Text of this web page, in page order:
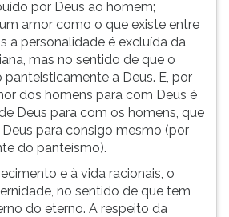
por Deus ao homem;
amor como o que existe entre
a personalidade é excluída da
mas no sentido de que o
a Deus. E, por
dos homens para com Deus é
Deus para com os homens, que
para consigo mesmo (por
do panteísmo).
e à vida racionais, o
no sentido de que tem
do eterno. A respeito da